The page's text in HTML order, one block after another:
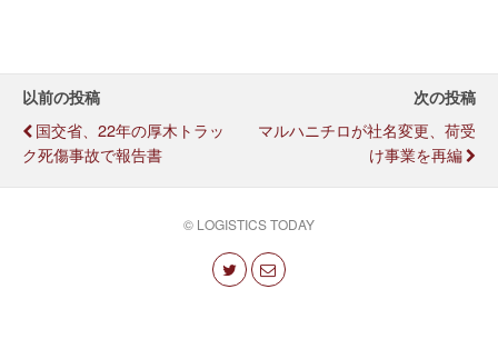
以前の投稿
国交省、22年の厚木トラッ
ク死傷事故で報告書
次の投稿
マルハニチロが社名変更、荷受
け事業を再編
© LOGISTICS TODAY